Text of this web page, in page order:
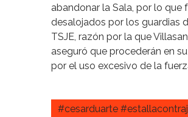
abandonar la Sala, por lo que
desalojados por los guardias
TSJE, razón por la que
aseguró que procederán en
por el uso excesivo de la
#cesarduarte